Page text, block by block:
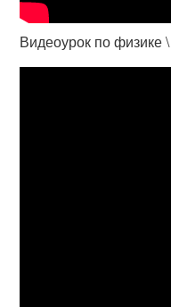
Видеоурок по физике \